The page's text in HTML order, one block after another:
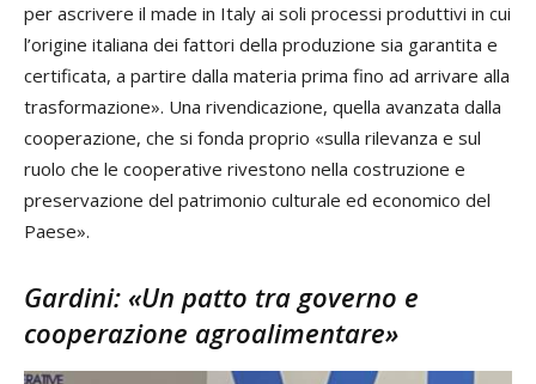
per ascrivere il made in Italy ai soli processi produttivi in cui
l’origine italiana dei fattori della produzione sia garantita e
certificata, a partire dalla materia prima fino ad arrivare alla
trasformazione». Una rivendicazione, quella avanzata dalla
cooperazione, che si fonda proprio «sulla rilevanza e sul
ruolo che le cooperative rivestono nella costruzione e
preservazione del patrimonio culturale ed economico del
Paese».
Gardini: «Un patto tra governo e
cooperazione agroalimentare»